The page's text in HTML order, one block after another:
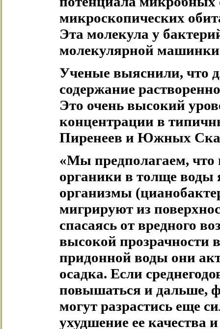
микроскопических
Эта молекула у
молекулярной
Ученые выяснили, что
содержание
Это очень высокий
концентрации в
Пиренеев и Южных
«Мы предполагаем, что
органики в толще
организмы
мигрируют из
спасаясь от вредного
высокой прозрачности
придонной воды они
осадка. Если
повышаться и дальше,
могут разрастись еще
ухудшение ее качества